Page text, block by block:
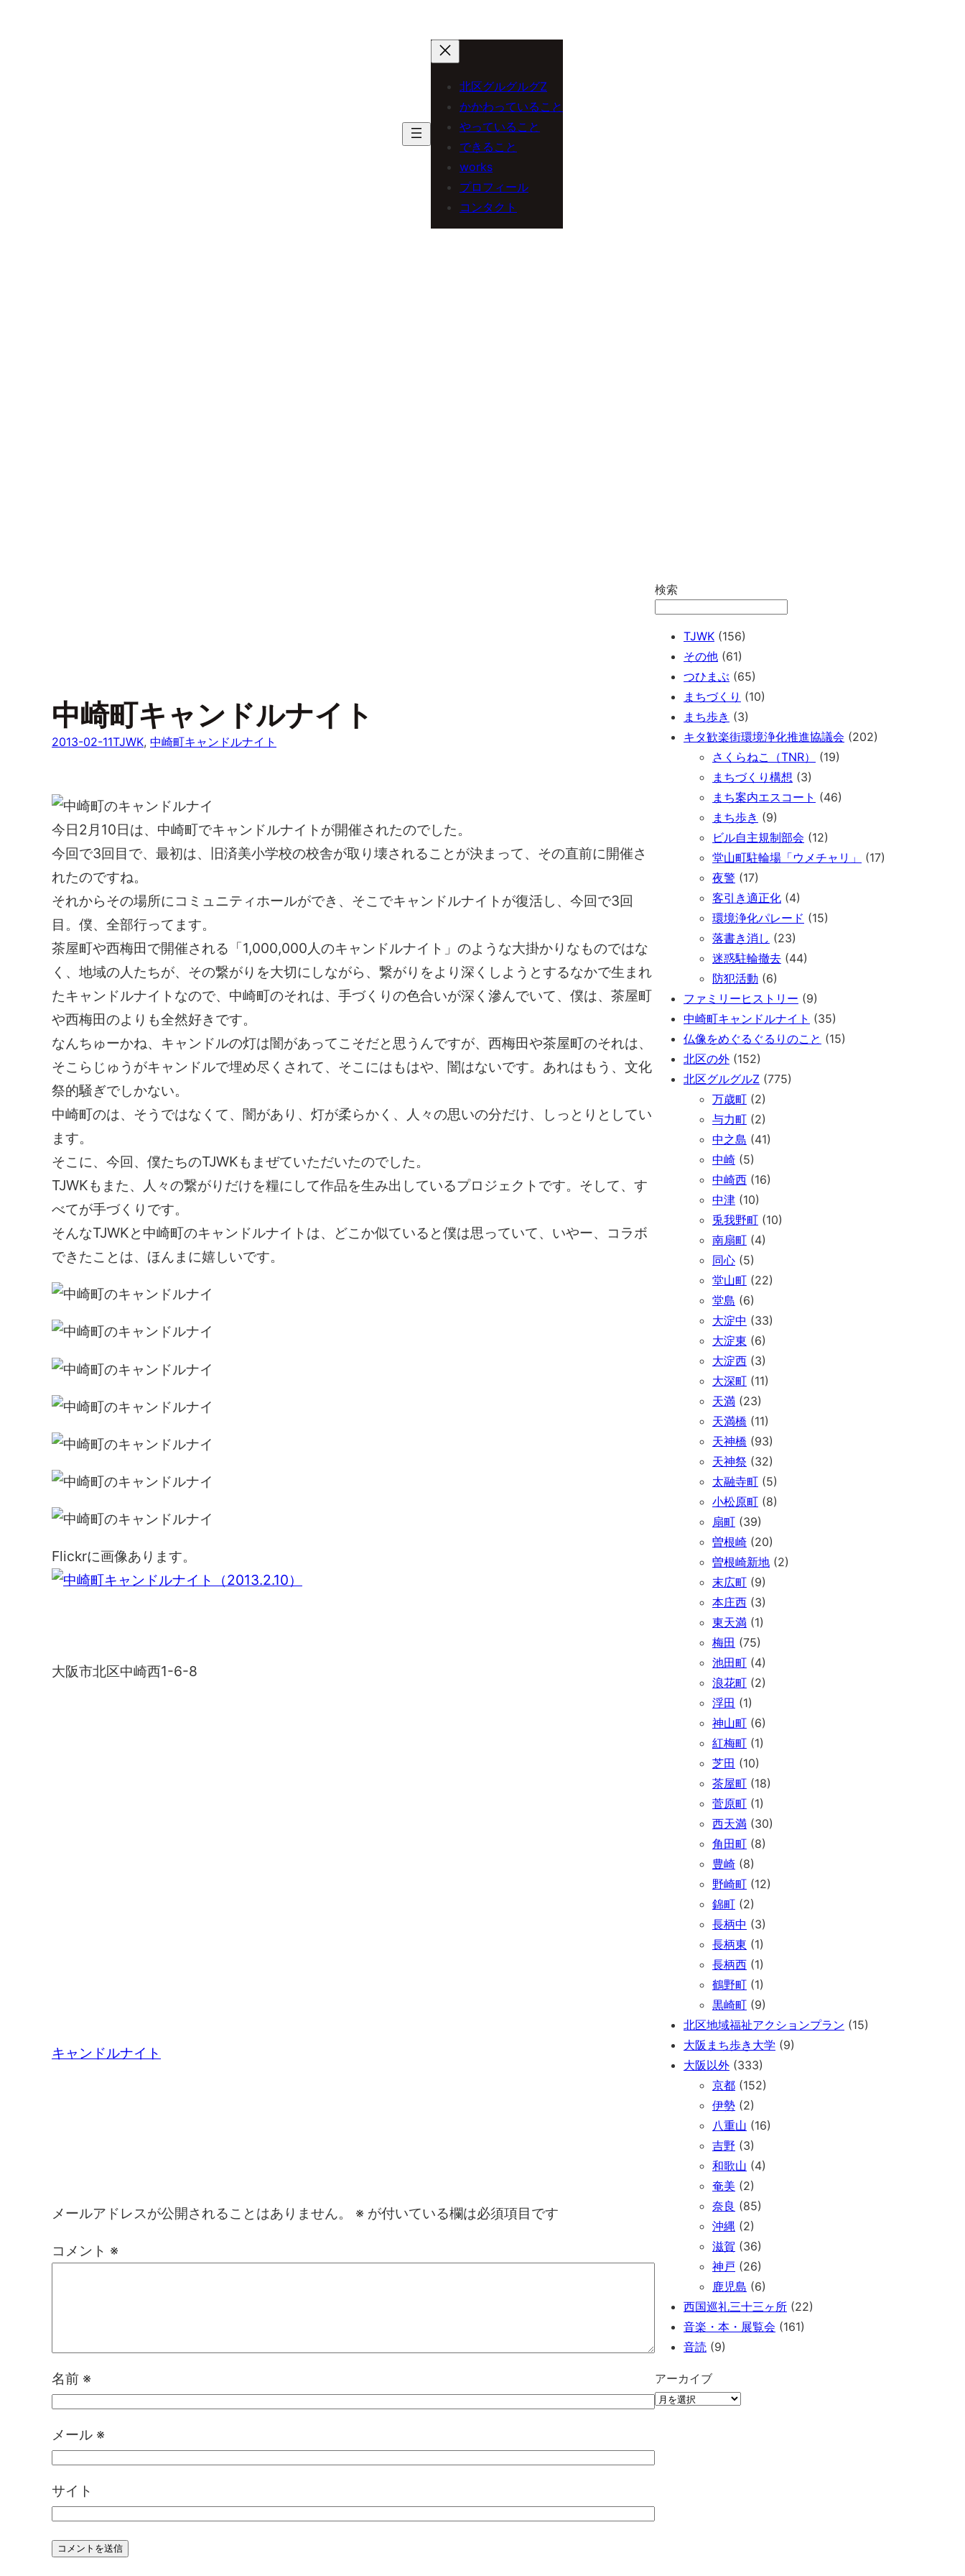
北区グルグルグZ
かかわっていること
やっていること
できること
works
プロフィール
コンタクト
中崎町キャンドルナイト
2013-02-11TJWK, 中崎町キャンドルナイト
今日2月10日は、中崎町でキャンドルナイトが開催されたのでした。
今回で3回目で、最初は、旧済美小学校の校舎が取り壊されることが決まって、その直前に開催さ
れたのですね。
それからその場所にコミュニティホールができ、そこでキャンドルナイトが復活し、今回で3回
目。僕、全部行ってます。
茶屋町や西梅田で開催される「1,000,000人のキャンドルナイト」のような大掛かりなものではな
く、地域の人たちが、その繋がりを大切にしながら、繋がりをより深くしようとするなかで生まれ
たキャンドルナイトなので、中崎町のそれは、手づくりの色合いが深く滲んでいて、僕は、茶屋町
や西梅田のよりも全然好きです。
なんちゅーかね、キャンドルの灯は闇があってこそだと思うんですが、西梅田や茶屋町のそれは、
そこらじゅうがキャンドルで埋め尽くされて、そこにはもはや、闇はないです。あれはもう、文化
祭的騒ぎでしかない。
中崎町のは、そうではなくて、闇があり、灯が柔らかく、人々の思いの分だけ、しっとりとしてい
ます。
そこに、今回、僕たちのTJWKもまぜていただいたのでした。
TJWKもまた、人々の繋がりだけを糧にして作品を生み出しているプロジェクトです。そして、す
べてが手づくりです。
そんなTJWKと中崎町のキャンドルナイトは、どこか似ていると僕は思っていて、いやー、コラボ
できたことは、ほんまに嬉しいです。
Flickrに画像あります。
大阪市北区中崎西1-6-8
キャンドルナイト
メールアドレスが公開されることはありません。 ※ が付いている欄は必須項目です
コメント ※
名前 ※
メール ※
サイト
検索
TJWK (156)
その他 (61)
つひまぶ (65)
まちづくり (10)
まち歩き (3)
キタ歓楽街環境浄化推進協議会 (202)
さくらねこ（TNR）
(19)
まちづくり構想 (3)
まち案内エスコート (46)
まち歩き (9)
ビル自主規制部会 (12)
堂山町駐輪場「ウメチャリ」
(17)
夜警 (17)
客引き適正化 (4)
環境浄化パレード (15)
落書き消し (23)
迷惑駐輪撤去 (44)
防犯活動 (6)
ファミリーヒストリー (9)
中崎町キャンドルナイト (35)
仏像をめぐるぐるりのこと (15)
北区の外 (152)
北区グルグルZ (775)
万歳町 (2)
与力町 (2)
中之島 (41)
中崎 (5)
中崎西 (16)
中津 (10)
兎我野町 (10)
南扇町 (4)
同心 (5)
堂山町 (22)
堂島 (6)
大淀中 (33)
大淀東 (6)
大淀西 (3)
大深町 (11)
天満 (23)
天満橋 (11)
天神橋 (93)
天神祭 (32)
太融寺町 (5)
小松原町 (8)
扇町 (39)
曽根崎 (20)
曽根崎新地 (2)
末広町 (9)
本庄西 (3)
東天満 (1)
梅田 (75)
池田町 (4)
浪花町 (2)
浮田 (1)
神山町 (6)
紅梅町 (1)
芝田 (10)
茶屋町 (18)
菅原町 (1)
西天満 (30)
角田町 (8)
豊崎 (8)
野崎町 (12)
錦町 (2)
長柄中 (3)
長柄東 (1)
長柄西 (1)
鶴野町 (1)
黒崎町 (9)
北区地域福祉アクションプラン (15)
大阪まち歩き大学 (9)
大阪以外 (333)
京都 (152)
伊勢 (2)
八重山 (16)
吉野 (3)
和歌山 (4)
奄美 (2)
奈良 (85)
沖縄 (2)
滋賀 (36)
神戸 (26)
鹿児島 (6)
西国巡礼三十三ヶ所 (22)
音楽・本・展覧会 (161)
音読 (9)
アーカイブ